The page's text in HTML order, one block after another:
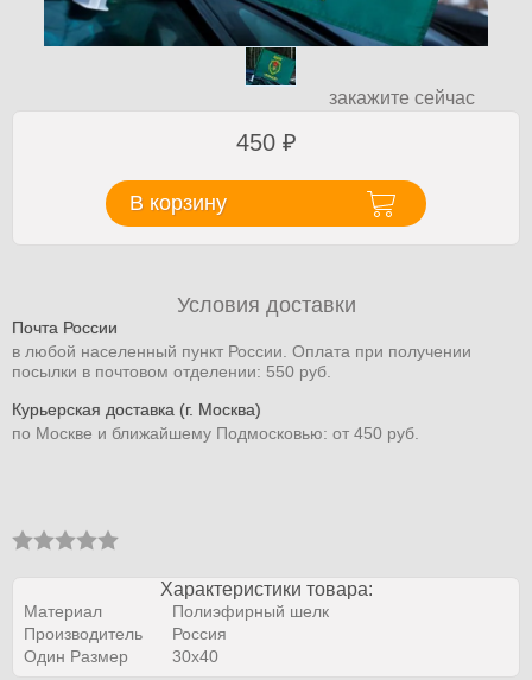
закажите сейчас
450 ₽
В корзину
Условия доставки
Почта России
в любой населенный пункт России. Оплата при получении
посылки в почтовом отделении: 550 руб.
Курьерская доставка (г. Москва)
по Москве и ближайшему Подмосковью: от 450 руб.
Характеристики товара:
Материал
Полиэфирный шелк
Производитель
Россия
Один Размер
30х40